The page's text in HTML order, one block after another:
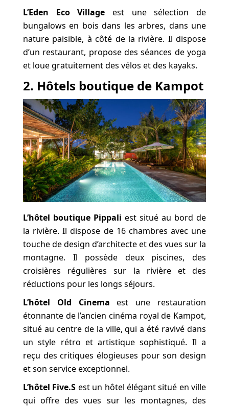
L’Eden Eco Village est une sélection de
bungalows en bois dans les arbres, dans une
nature paisible, à côté de la rivière. Il dispose
d’un restaurant, propose des séances de yoga
et loue gratuitement des vélos et des kayaks.
2. Hôtels boutique de Kampot
L’hôtel boutique Pippali est situé au bord de
la rivière. Il dispose de 16 chambres avec une
touche de design d’architecte et des vues sur la
montagne. Il possède deux piscines, des
croisières régulières sur la rivière et des
réductions pour les longs séjours.
L’hôtel Old Cinema est une restauration
étonnante de l’ancien cinéma royal de Kampot,
situé au centre de la ville, qui a été ravivé dans
un style rétro et artistique sophistiqué. Il a
reçu des critiques élogieuses pour son design
et son service exceptionnel.
L’hôtel Five.S est un hôtel élégant situé en ville
qui offre des vues sur les montagnes, des